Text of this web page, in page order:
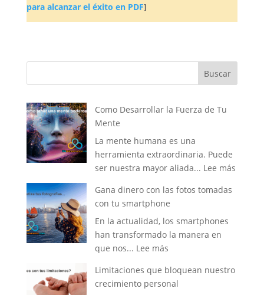
para alcanzar el éxito en PDF]
Buscar
Como Desarrollar la Fuerza de Tu
Mente
La mente humana es una
herramienta extraordinaria. Puede
ser nuestra mayor aliada... Lee más:
Gana dinero con las fotos tomadas
con tu smartphone
En la actualidad, los smartphones
han transformado la manera en
que nos... Lee más:
dinero
con
Limitaciones que bloquean nuestro
crecimiento personal